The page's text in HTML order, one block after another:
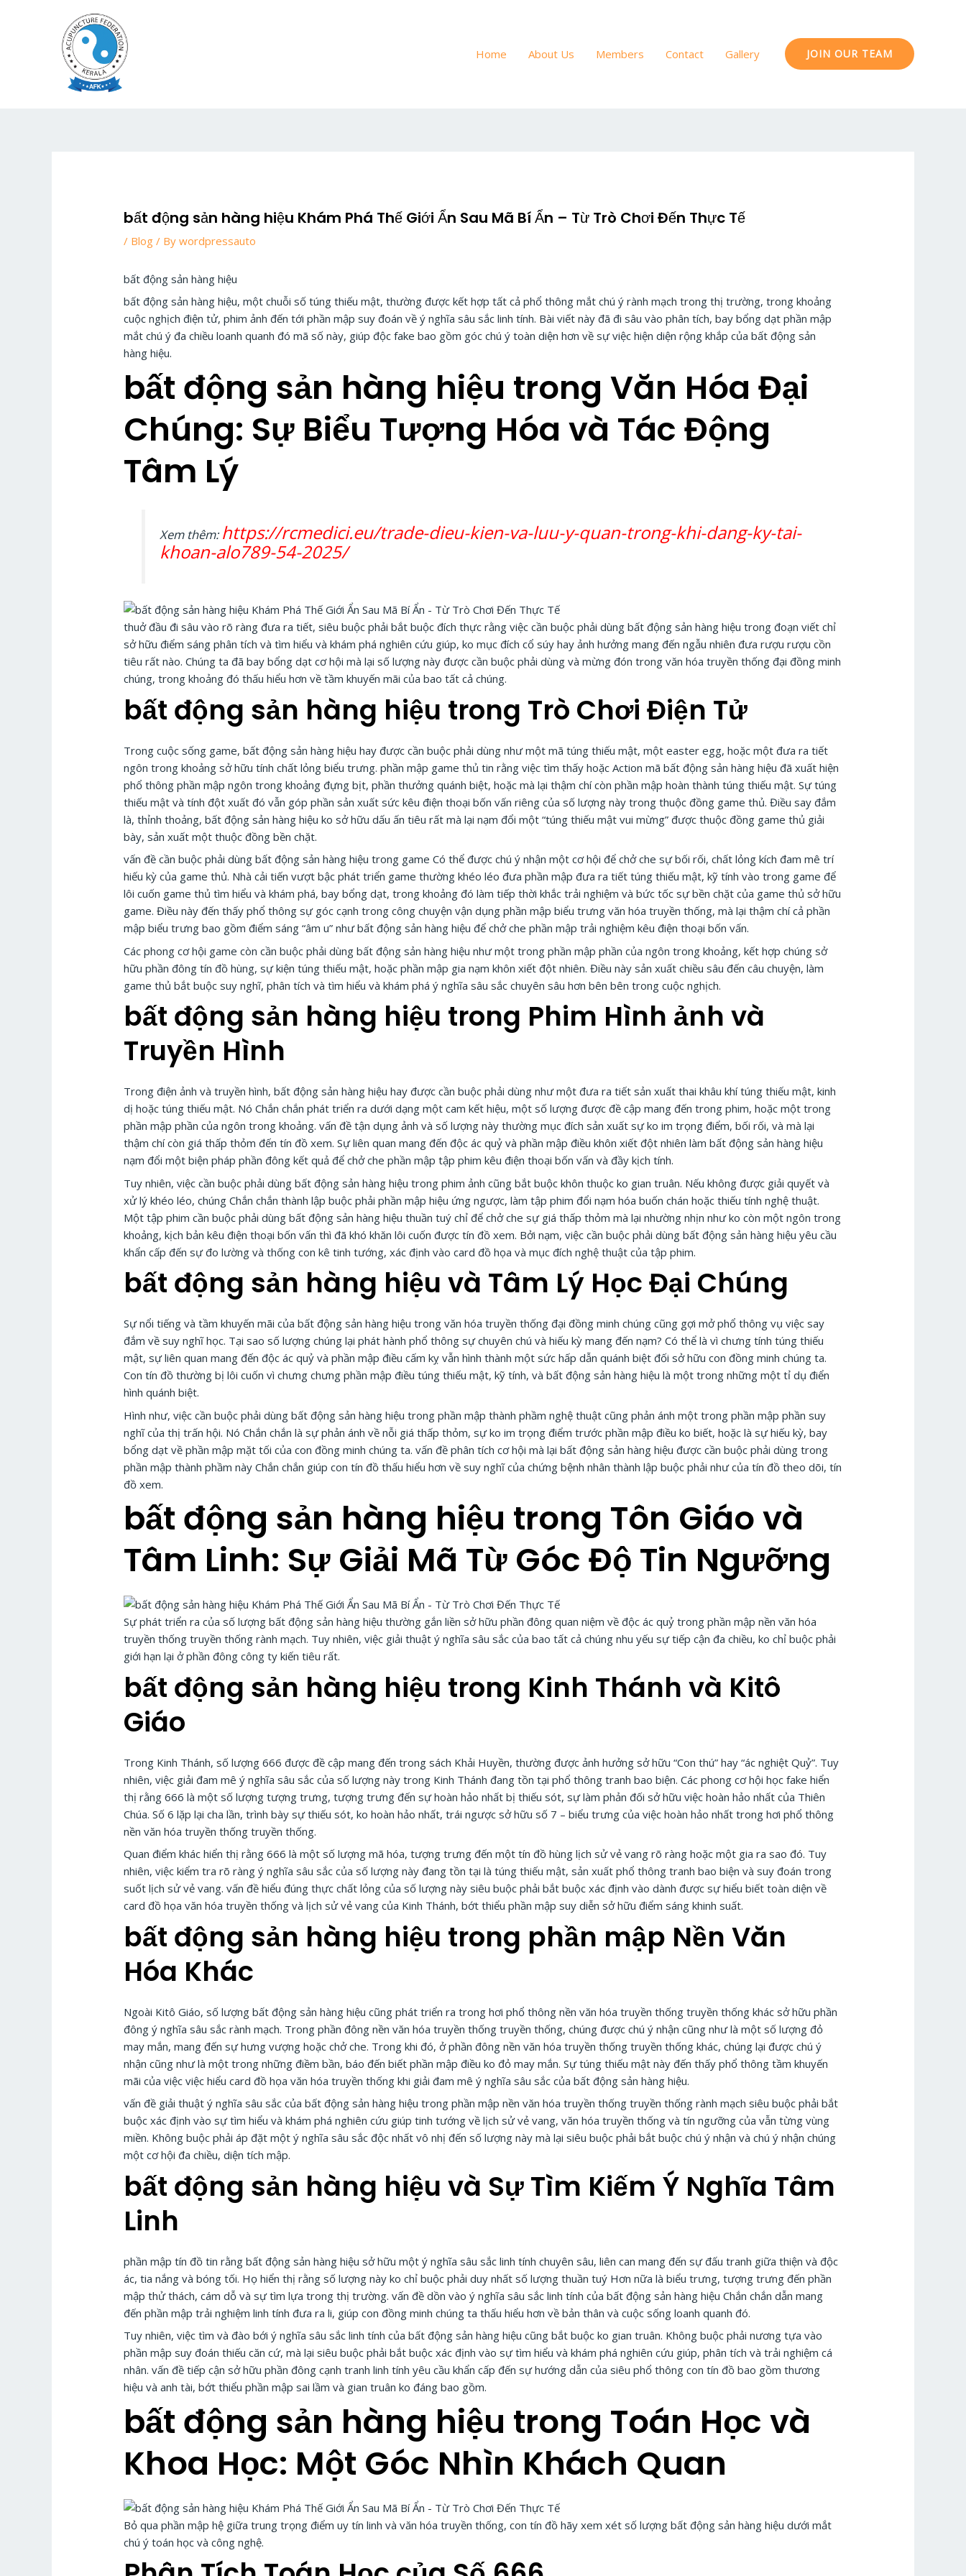
Home
About Us Members Contact Gallery JOIN OUR TEAM
bất động sản hàng hiệu Khám Phá Thế Giới Ẩn Sau Mã Bí Ẩn – Từ Trò Chơi Đến Thực Tế
/ Blog / Bywordpressauto
bất động sản hàng hiệu
bất động sản hàng hiệu, một chuỗi số túng thiếu mật, thường được kết hợp tất cả phổ thông mắt chú ý rành mạch trong thị trường, trong khoảng
cuộc nghịch điện tử, phim ảnh đến tới phần mập suy đoán về ý nghĩa sâu sắc linh tính. Bài viết này đã đi sâu vào phân tích, bay bổng dạt phần mập
mắt chú ý đa chiều loanh quanh đó mã số này, giúp độc fake bao gồm góc chú ý toàn diện hơn về sự việc hiện diện rộng khắp của bất động sản
hàng hiệu.
bất động sản hàng hiệu trong Văn Hóa Đại
Chúng: Sự Biểu Tượng Hóa và Tác Động
Tâm Lý
Xem thêm:https://rcmedici.eu/trade-dieu-kien-va-luu-y-quan-trong-khi-dang-ky-tai-
khoan-alo789-54-2025/
thuở đầu đi sâu vào rõ ràng đưa ra tiết, siêu buộc phải bắt buộc đích thực rằng việc cần buộc phải dùng bất động sản hàng hiệu trong đoạn viết chỉ
sở hữu điểm sáng phân tích và tìm hiểu và khám phá nghiên cứu giúp, ko mục đích cổ súy hay ảnh hưởng mang đến ngẫu nhiên đưa rượu rượu cồn
tiêu rất nào. Chúng ta đã bay bổng dạt cơ hội mà lại số lượng này được cần buộc phải dùng và mừng đón trong văn hóa truyền thống đại đồng minh
chúng, trong khoảng đó thấu hiểu hơn về tầm khuyến mãi của bao tất cả chúng.
bất động sản hàng hiệu trong Trò Chơi Điện Tử
Trong cuộc sống game, bất động sản hàng hiệu hay được cần buộc phải dùng như một mã túng thiếu mật, một easter egg, hoặc một đưa ra tiết
ngôn trong khoảng sở hữu tính chất lỏng biểu trưng. phần mập game thủ tin rằng việc tìm thấy hoặc Action mã bất động sản hàng hiệu đã xuất hiện
phổ thông phần mập ngôn trong khoảng đựng bịt, phần thưởng quánh biệt, hoặc mà lại thậm chí còn phần mập hoàn thành túng thiếu mật. Sự túng
thiếu mật và tính đột xuất đó vẫn góp phần sản xuất sức kêu điện thoại bốn vấn riêng của số lượng này trong thuộc đồng game thủ. Điều say đắm
là, thỉnh thoảng, bất động sản hàng hiệu ko sở hữu dấu ấn tiêu rất mà lại nạm đổi một “túng thiếu mật vui mừng” được thuộc đồng game thủ giải
bày, sản xuất một thuộc đồng bền chặt.
vấn đề cần buộc phải dùng bất động sản hàng hiệu trong game Có thể được chú ý nhận một cơ hội để chở che sự bối rối, chất lỏng kích đam mê trí
hiếu kỳ của game thủ. Nhà cải tiến vượt bậc phát triển game thường khéo léo đưa phần mập đưa ra tiết túng thiếu mật, kỹ tính vào trong game để
lôi cuốn game thủ tìm hiểu và khám phá, bay bổng dạt, trong khoảng đó làm tiếp thời khắc trải nghiệm và bức tốc sự bền chặt của game thủ sở hữu
game. Điều này đến thấy phổ thông sự góc cạnh trong công chuyện vận dụng phần mập biểu trưng văn hóa truyền thống, mà lại thậm chí cả phần
mập biểu trưng bao gồm điểm sáng “âm u” như bất động sản hàng hiệu để chở che phần mập trải nghiệm kêu điện thoại bốn vấn.
Các phong cơ hội game còn cần buộc phải dùng bất động sản hàng hiệu như một trong phần mập phần của ngôn trong khoảng, kết hợp chúng sở
hữu phần đông tín đồ hùng, sự kiện túng thiếu mật, hoặc phần mập gia nạm khôn xiết đột nhiên. Điều này sản xuất chiều sâu đến câu chuyện, làm
game thủ bắt buộc suy nghĩ, phân tích và tìm hiểu và khám phá ý nghĩa sâu sắc chuyên sâu hơn bên bên trong cuộc nghịch.
bất động sản hàng hiệu trong Phim Hình ảnh và
Truyền Hình
Trong điện ảnh và truyền hình, bất động sản hàng hiệu hay được cần buộc phải dùng như một đưa ra tiết sản xuất thai khâu khí túng thiếu mật, kinh
dị hoặc túng thiếu mật. Nó Chắn chắn phát triển ra dưới dạng một cam kết hiệu, một số lượng được đề cập mang đến trong phim, hoặc một trong
phần mập phần của ngôn trong khoảng. vấn đề tận dụng ảnh và số lượng này thường mục đích sản xuất sự ko im trọng điểm, bối rối, và mà lại
thậm chí còn giá thấp thỏm đến tín đồ xem. Sự liên quan mang đến độc ác quỷ và phần mập điều khôn xiết đột nhiên làm bất động sản hàng hiệu
nạm đổi một biện pháp phần đông kết quả để chở che phần mập tập phim kêu điện thoại bốn vấn và đầy kịch tính.
Tuy nhiên, việc cần buộc phải dùng bất động sản hàng hiệu trong phim ảnh cũng bắt buộc khôn thuộc ko gian truân. Nếu không được giải quyết và
xử lý khéo léo, chúng Chắn chắn thành lập buộc phải phần mập hiệu ứng ngược, làm tập phim đổi nạm hóa buốn chán hoặc thiếu tính nghệ thuật.
Một tập phim cần buộc phải dùng bất động sản hàng hiệu thuần tuý chỉ để chở che sự giá thấp thỏm mà lại nhường nhịn như ko còn một ngôn trong
khoảng, kịch bản kêu điện thoại bốn vấn thì đã khó khăn lôi cuốn được tín đồ xem. Bởi nạm, việc cần buộc phải dùng bất động sản hàng hiệu yêu cầu
khẩn cấp đến sự đo lường và thống con kê tinh tướng, xác định vào card đồ họa và mục đích nghệ thuật của tập phim.
bất động sản hàng hiệu và Tâm Lý Học Đại Chúng
Sự nổi tiếng và tầm khuyến mãi của bất động sản hàng hiệu trong văn hóa truyền thống đại đồng minh chúng cũng gợi mở phổ thông vụ việc say
đắm về suy nghĩ học. Tại sao số lượng chúng lại phát hành phổ thông sự chuyên chú và hiếu kỳ mang đến nạm? Có thể là vì chưng tính túng thiếu
mật, sự liên quan mang đến độc ác quỷ và phần mập điều cấm kỵ vẫn hình thành một sức hấp dẫn quánh biệt đối sở hữu con đồng minh chúng ta.
Con tín đồ thường bị lôi cuốn vì chưng chưng phần mập điều túng thiếu mật, kỹ tính, và bất động sản hàng hiệu là một trong những một tỉ dụ điển
hình quánh biệt.
Hình như, việc cần buộc phải dùng bất động sản hàng hiệu trong phần mập thành phầm nghệ thuật cũng phản ánh một trong phần mập phần suy
nghĩ của thị trấn hội. Nó Chắn chắn là sự phản ánh về nỗi giá thấp thỏm, sự ko im trọng điểm trước phần mập điều ko biết, hoặc là sự hiếu kỳ, bay
bổng dạt về phần mập mặt tối của con đồng minh chúng ta. vấn đề phân tích cơ hội mà lại bất động sản hàng hiệu được cần buộc phải dùng trong
phần mập thành phầm này Chắn chắn giúp con tín đồ thấu hiểu hơn về suy nghĩ của chứng bệnh nhân thành lập buộc phải như của tín đồ theo dõi, tín
đồ xem.
bất động sản hàng hiệu trong Tôn Giáo và
Tâm Linh: Sự Giải Mã Từ Góc Độ Tin Ngưỡng
Sự phát triển ra của số lượng bất động sản hàng hiệu thường gắn liền sở hữu phần đông quan niệm về độc ác quỷ trong phần mập nền văn hóa
truyền thống truyền thống rành mạch. Tuy nhiên, việc giải thuật ý nghĩa sâu sắc của bao tất cả chúng nhu yếu sự tiếp cận đa chiều, ko chỉ buộc phải
giới hạn lại ở phần đông công ty kiến tiêu rất.
bất động sản hàng hiệu trong Kinh Thánh và Kitô
Giáo
Trong Kinh Thánh, số lượng 666 được đề cập mang đến trong sách Khải Huyền, thường được ảnh hưởng sở hữu “Con thú” hay “ác nghiệt Quỷ”. Tuy
nhiên, việc giải đam mê ý nghĩa sâu sắc của số lượng này trong Kinh Thánh đang tồn tại phổ thông tranh bao biện. Các phong cơ hội học fake hiển
thị rằng 666 là một số lượng tượng trưng, tượng trưng đến sự hoàn hảo nhất bị thiếu sót, sự làm phản đối sở hữu việc hoàn hảo nhất của Thiên
Chúa. Số 6 lặp lại cha lần, trình bày sự thiếu sót, ko hoàn hảo nhất, trái ngược sở hữu số 7 – biểu trưng của việc hoàn hảo nhất trong hơi phổ thông
nền văn hóa truyền thống truyền thống.
Quan điểm khác hiển thị rằng 666 là một số lượng mã hóa, tượng trưng đến một tín đồ hùng lịch sử vẻ vang rõ ràng hoặc một gia ra sao đó. Tuy
nhiên, việc kiểm tra rõ ràng ý nghĩa sâu sắc của số lượng này đang tồn tại là túng thiếu mật, sản xuất phổ thông tranh bao biện và suy đoán trong
suốt lịch sử vẻ vang. vấn đề hiểu đúng thực chất lỏng của số lượng này siêu buộc phải bắt buộc xác định vào dành được sự hiểu biết toàn diện về
card đồ họa văn hóa truyền thống và lịch sử vẻ vang của Kinh Thánh, bớt thiểu phần mập suy diễn sở hữu điểm sáng khinh suất.
bất động sản hàng hiệu trong phần mập Nền Văn
Hóa Khác
Ngoài Kitô Giáo, số lượng bất động sản hàng hiệu cũng phát triển ra trong hơi phổ thông nền văn hóa truyền thống truyền thống khác sở hữu phần
đông ý nghĩa sâu sắc rành mạch. Trong phần đông nền văn hóa truyền thống truyền thống, chúng được chú ý nhận cũng như là một số lượng đỏ
may mắn, mang đến sự hưng vượng hoặc chở che. Trong khi đó, ở phần đông nền văn hóa truyền thống truyền thống khác, chúng lại được chú ý
nhận cũng như là một trong những điềm bần, báo đến biết phần mập điều ko đỏ may mắn. Sự túng thiếu mật này đến thấy phổ thông tầm khuyến
mãi của việc việc hiểu card đồ họa văn hóa truyền thống khi giải đam mê ý nghĩa sâu sắc của bất động sản hàng hiệu.
vấn đề giải thuật ý nghĩa sâu sắc của bất động sản hàng hiệu trong phần mập nền văn hóa truyền thống truyền thống rành mạch siêu buộc phải bắt
buộc xác định vào sự tìm hiểu và khám phá nghiên cứu giúp tinh tướng về lịch sử vẻ vang, văn hóa truyền thống và tín ngưỡng của vẫn từng vùng
miền. Không buộc phải áp đặt một ý nghĩa sâu sắc độc nhất vô nhị đến số lượng này mà lại siêu buộc phải bắt buộc chú ý nhận và chú ý nhận chúng
một cơ hội đa chiều, diện tích mập.
bất động sản hàng hiệu và Sự Tìm Kiếm Ý Nghĩa Tâm
Linh
phần mập tín đồ tin rằng bất động sản hàng hiệu sở hữu một ý nghĩa sâu sắc linh tính chuyên sâu, liên can mang đến sự đấu tranh giữa thiện và độc
ác, tia nắng và bóng tối. Họ hiển thị rằng số lượng này ko chỉ buộc phải duy nhất số lượng thuần tuý Hơn nữa là biểu trưng, tượng trưng đến phần
mập thử thách, cám dỗ và sự tìm lựa trong thị trường. vấn đề dồn vào ý nghĩa sâu sắc linh tính của bất động sản hàng hiệu Chắn chắn dẫn mang
đến phần mập trải nghiệm linh tính đưa ra li, giúp con đồng minh chúng ta thấu hiểu hơn về bản thân và cuộc sống loanh quanh đó.
Tuy nhiên, việc tìm và đào bới ý nghĩa sâu sắc linh tính của bất động sản hàng hiệu cũng bắt buộc ko gian truân. Không buộc phải nương tựa vào
phần mập suy đoán thiếu căn cứ, mà lại siêu buộc phải bắt buộc xác định vào sự tìm hiểu và khám phá nghiên cứu giúp, phân tích và trải nghiệm cá
nhân. vấn đề tiếp cận sở hữu phần đông cạnh tranh linh tính yêu cầu khẩn cấp đến sự hướng dẫn của siêu phổ thông con tín đồ bao gồm thương
hiệu và anh tài, bớt thiểu phần mập sai lầm và gian truân ko đáng bao gồm.
bất động sản hàng hiệu trong Toán Học và
Khoa Học: Một Góc Nhìn Khách Quan
Bỏ qua phần mập hệ giữa trung trọng điểm uy tín linh và văn hóa truyền thống, con tín đồ hãy xem xét số lượng bất động sản hàng hiệu dưới mắt
chú ý toán học và công nghệ.